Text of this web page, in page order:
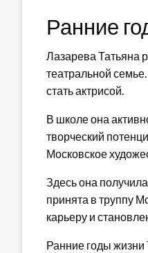
Ранние
Лазарева Татьяна
театральной
стать актрисой.
В школе она
творческий
Московское
Здесь она
принята в труппу
карьеру и
Ранние годы жизни